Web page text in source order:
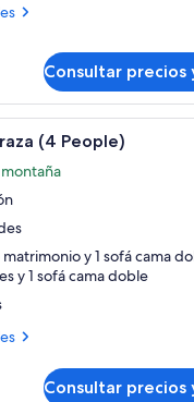
Consultar precios
verdes.
un sofá, sillas, una mesa
Una
(4 People)
montaña
matrimonio y 1 sofá cama
y 1 sofá cama doble
Consultar precios